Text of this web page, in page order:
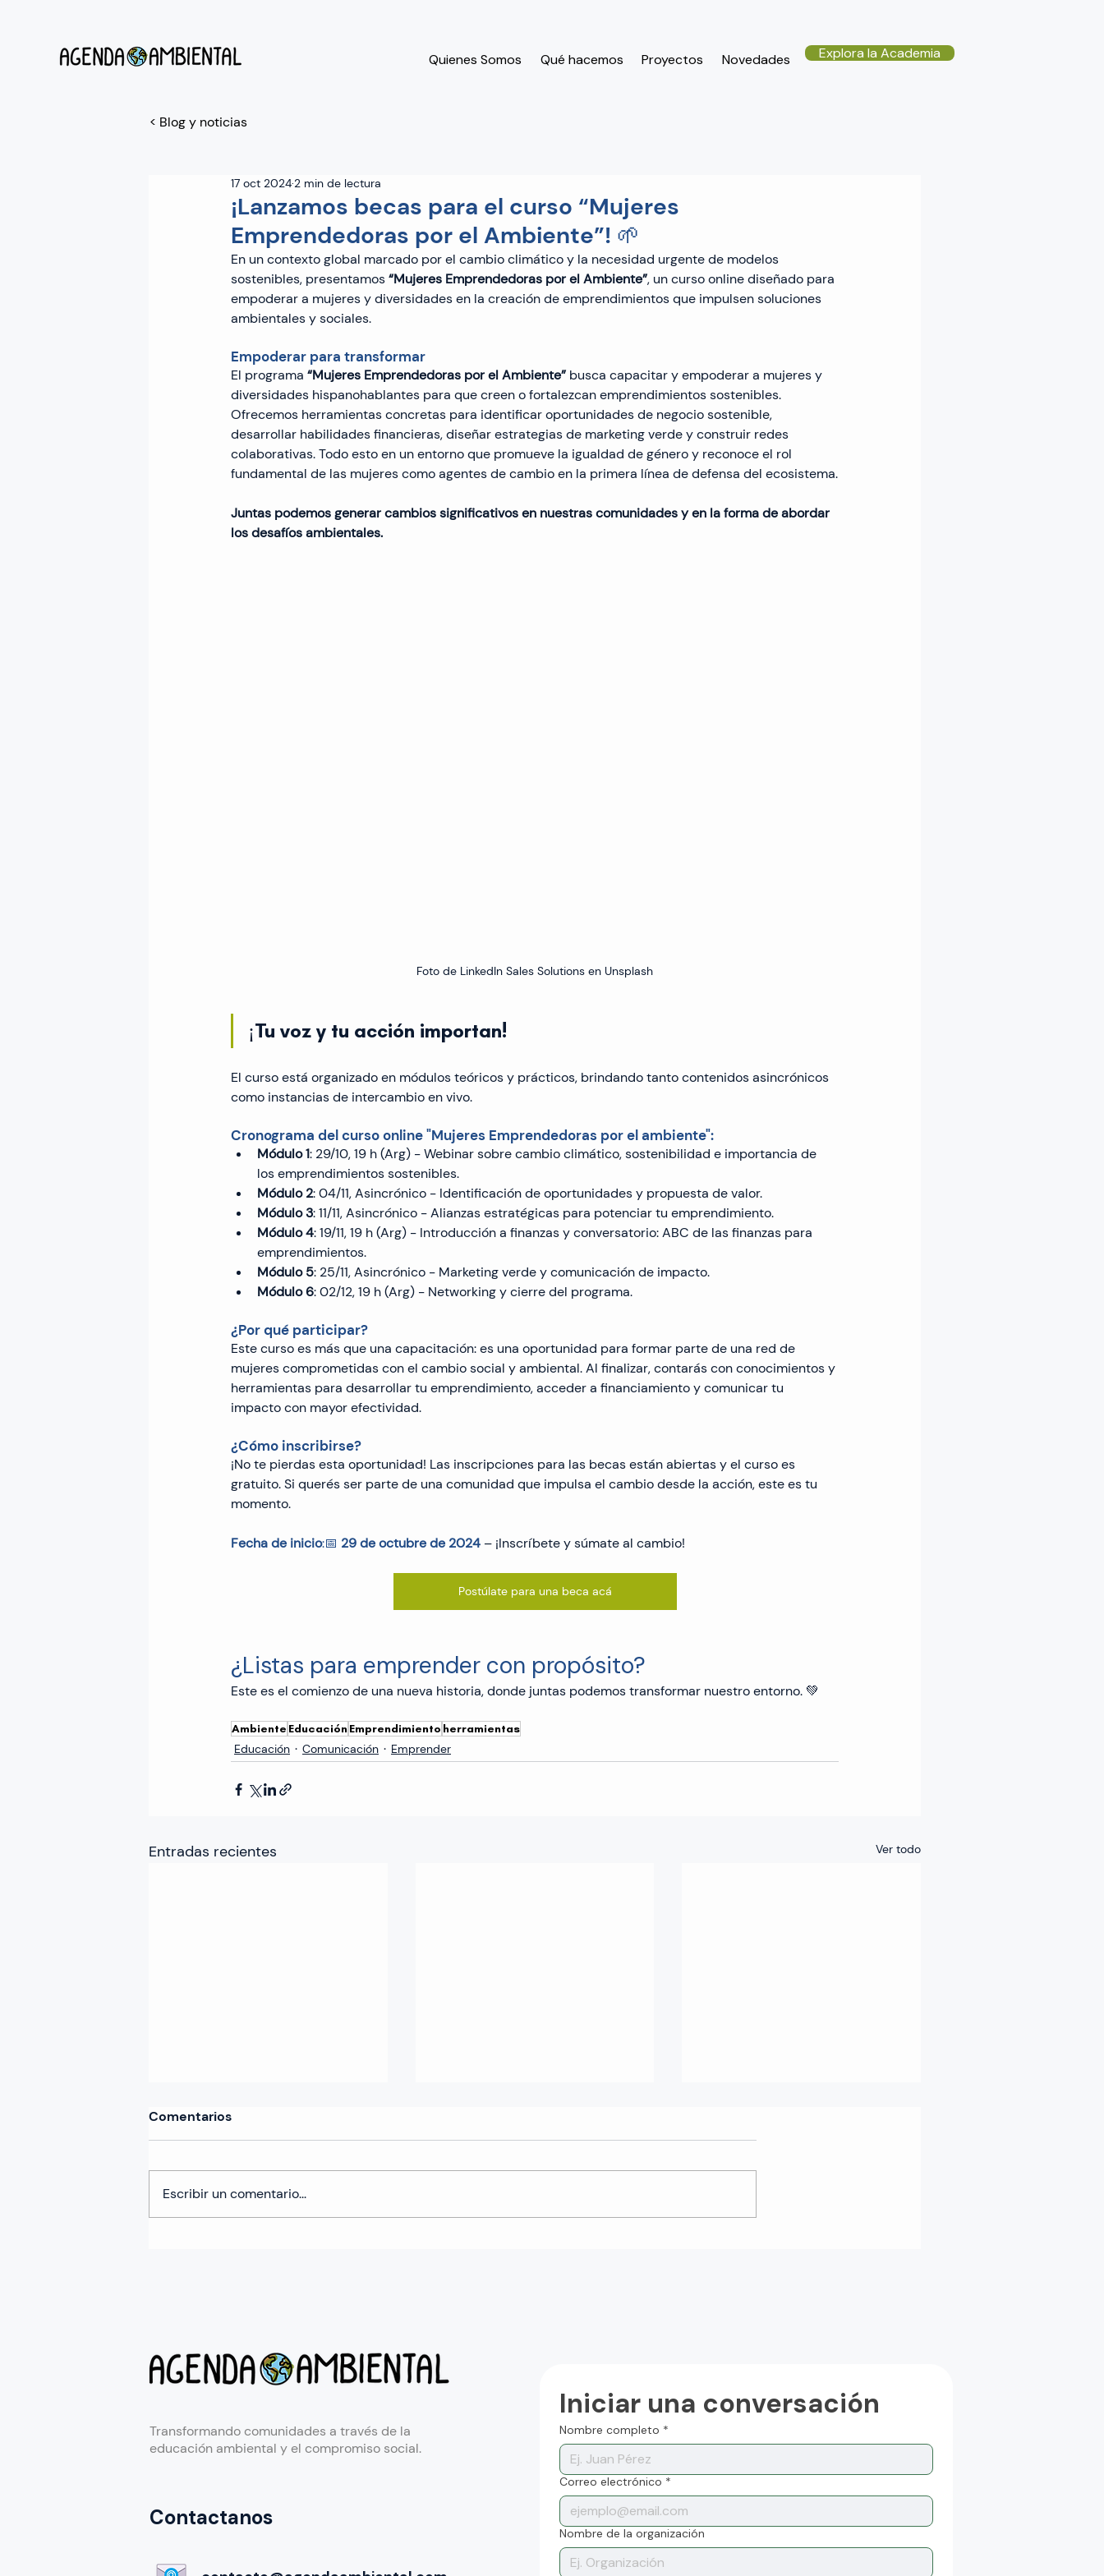
Quienes Somos Qué hacemos Proyectos Novedades Explora la Academia
< Blog y noticias
¡Lanzamos becas para el curso “Mujeres
Emprendedoras por el Ambiente”! 🌱
17 oct 20242 min de lectura
En un contexto global marcado por el cambio climático y la necesidad urgente de modelos
sostenibles, presentamos “Mujeres Emprendedoras por el Ambiente”, un curso online diseñado para
empoderar a mujeres y diversidades en la creación de emprendimientos que impulsen soluciones
ambientales y sociales.
Empoderar para transformar
El programa “Mujeres Emprendedoras por el Ambiente” busca capacitar y empoderar a mujeres y
diversidades hispanohablantes para que creen o fortalezcan emprendimientos sostenibles.
Ofrecemos herramientas concretas para identificar oportunidades de negocio sostenible,
desarrollar habilidades financieras, diseñar estrategias de marketing verde y construir redes
colaborativas. Todo esto en un entorno que promueve la igualdad de género y reconoce el rol
fundamental de las mujeres como agentes de cambio en la primera línea de defensa del ecosistema.
Juntas podemos generar cambios significativos en nuestras comunidades y en la forma de abordar
los desafíos ambientales.
Foto de LinkedIn Sales Solutions en Unsplash
¡Tu voz y tu acción importan!
El curso está organizado en módulos teóricos y prácticos, brindando tanto contenidos asincrónicos
como instancias de intercambio en vivo.
Cronograma del curso online "Mujeres Emprendedoras por el ambiente":
Módulo 1: 29/10, 19 h (Arg) - Webinar sobre cambio climático, sostenibilidad e importancia de
los emprendimientos sostenibles.
Módulo 2: 04/11, Asincrónico - Identificación de oportunidades y propuesta de valor.
Módulo 3: 11/11, Asincrónico - Alianzas estratégicas para potenciar tu emprendimiento.
Módulo 4: 19/11, 19 h (Arg) - Introducción a finanzas y conversatorio: ABC de las finanzas para
emprendimientos.
Módulo 5: 25/11, Asincrónico - Marketing verde y comunicación de impacto.
Módulo 6: 02/12, 19 h (Arg) - Networking y cierre del programa.
¿Por qué participar?
Este curso es más que una capacitación: es una oportunidad para formar parte de una red de
mujeres comprometidas con el cambio social y ambiental. Al finalizar, contarás con conocimientos y
herramientas para desarrollar tu emprendimiento, acceder a financiamiento y comunicar tu
impacto con mayor efectividad.
¿Cómo inscribirse?
¡No te pierdas esta oportunidad! Las inscripciones para las becas están abiertas y el curso es
gratuito. Si querés ser parte de una comunidad que impulsa el cambio desde la acción, este es tu
momento.
Fecha de inicio:📅 29 de octubre de 2024 – ¡Inscríbete y súmate al cambio!
Postúlate para una beca acá
¿Listas para emprender con propósito?
Este es el comienzo de una nueva historia, donde juntas podemos transformar nuestro entorno. 💚
Ambiente EducaciónEmprendimiento herramientas
Educación Comunicación Emprender
Entradas recientes Ver todo
Comentarios
Escribir un comentario...
Transformando comunidades a través de la
educación ambiental y el compromiso social.
Contactanos
Iniciar una conversación
Nombre completo *
Correo electrónico *
Nombre de la organización